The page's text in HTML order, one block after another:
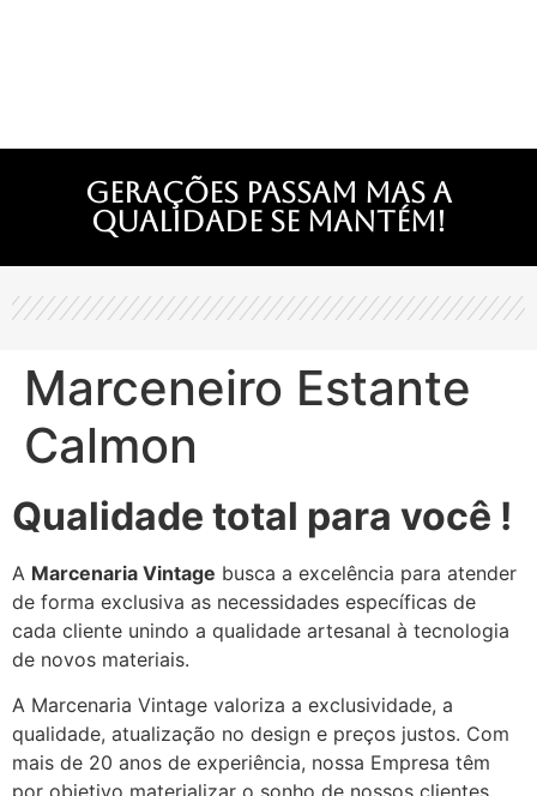
Gerações passam mas a
qualidade se mantém!
Marceneiro Estante
Calmon
Qualidade total para você !
A Marcenaria Vintage busca a excelência para atender
de forma exclusiva as necessidades específicas de
cada cliente unindo a qualidade artesanal à tecnologia
de novos materiais.
A Marcenaria Vintage valoriza a exclusividade, a
qualidade, atualização no design e preços justos. Com
mais de 20 anos de experiência, nossa Empresa têm